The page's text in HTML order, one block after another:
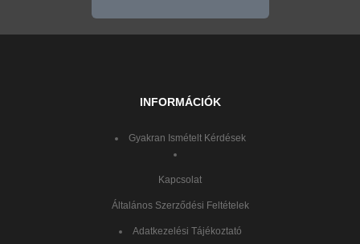
INFORMÁCIÓK
Gyakran Ismételt Kérdések
Kapcsolat
Általános Szerződési Feltételek
Adatkezelési Tájékoztató